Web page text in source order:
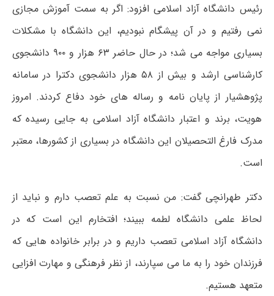
رئیس دانشگاه آزاد اسلامی افزود: اگر به سمت آموزش مجازی
نمی رفتیم و در آن پیشگام نبودیم، این دانشگاه با مشکلات
بسیاری مواجه می شد؛ در حال حاضر ۶۳ هزار و ۹۰۰ دانشجوی
کارشناسی ارشد و بیش از ۵۸ هزار دانشجوی دکترا در سامانه
پژوهشیار از پایان نامه و رساله های خود دفاع کردند. امروز
هویت، برند و اعتبار دانشگاه آزاد اسلامی به جایی رسیده که
مدرک فارغ التحصیلان این دانشگاه در بسیاری از کشورها، معتبر
است.
دکتر طهرانچی گفت: من نسبت به علم تعصب دارم و نباید از
لحاظ علمی دانشگاه لطمه ببیند؛ افتخارم این است که در
دانشگاه آزاد اسلامی تعصب داریم و در برابر خانواده هایی که
فرزندان خود را به ما می سپارند، از نظر فرهنگی و مهارت افزایی
متعهد هستیم.